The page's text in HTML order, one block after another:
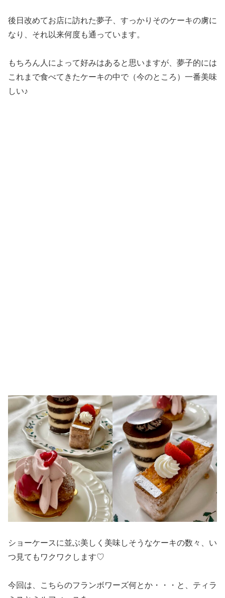
後日改めてお店に訪れた夢子、すっかりそのケーキの虜に
なり、それ以来何度も通っています。
もちろん人によって好みはあると思いますが、夢子的には
これまで食べてきたケーキの中で（今のところ）一番美味
しい♪
ショーケースに並ぶ美しく美味しそうなケーキの数々、い
つ見てもワクワクします♡
今回は、こちらのフランボワーズ何とか・・・と、ティラ